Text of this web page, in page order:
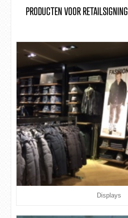
PRODUCTEN VOOR RETAILSIGNING
Displays